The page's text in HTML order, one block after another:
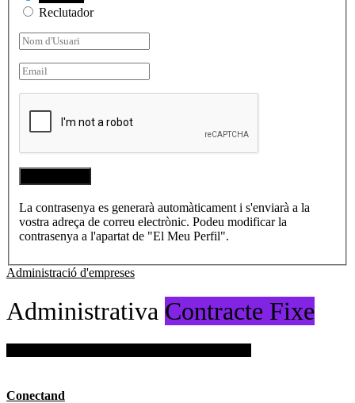
Reclutador
La contrasenya es generarà automàticament i s'enviarà a la
vostra adreça de correu electrònic. Podeu modificar la
contrasenya a l'apartat de "El Meu Perfil".
Administració d'empreses
Administrativa Contracte Fixe
Conectand